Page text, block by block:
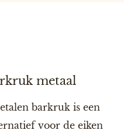
metaal
barkruk is een
voor de eiken